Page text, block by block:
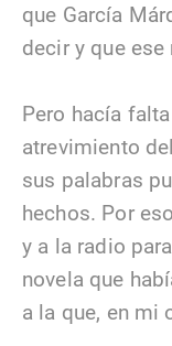
que García
decir y que
Pero hacía
atrevimiento
sus palabras
hechos. Por
y a la radio
novela que
a la que, en mi